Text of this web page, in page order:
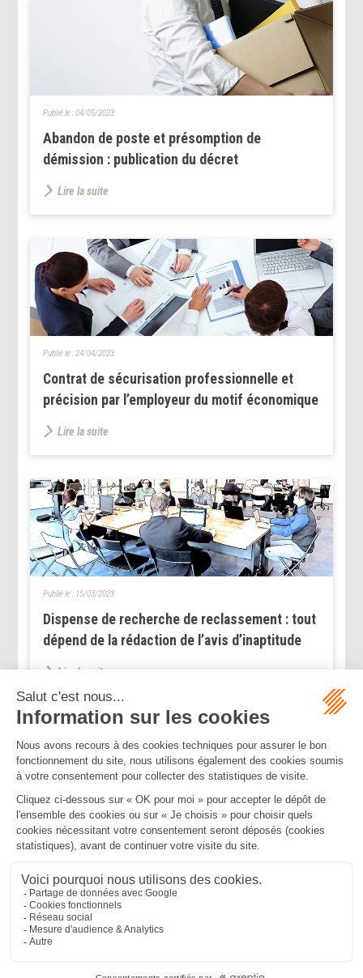
Abandon de poste et présomption de
démission : publication du décret
Publié le :04/05/2023
Lire la suite
Contrat de sécurisation professionnelle et
précision par l’employeur du motif économique
Publié le : 24/04/2023
Lire la suite
Dispense de recherche de reclassement : tout
dépend de la rédaction de l’avis d’inaptitude
Publié le : 15/03/2023
Lire la suite
2 3
Mentions légalesPolitique de confidentialitéPolitique de cookies
Plan du site
MBA ET ASSOCIÉS
235 Rue Helene Boucher, 34170 CASTELNAU LE LEZ
Bureau secondaire à Cannes